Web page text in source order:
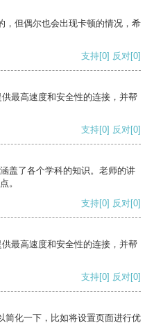
，但偶尔也会出现卡顿的情况，希
支持[0] 反对[0]
最高速度和安全性的连接，并帮
支持[0] 反对[0]
盖了各个学科的知识。老师的讲
。
支持[0] 反对[0]
最高速度和安全性的连接，并帮
支持[0] 反对[0]
简化一下，比如将设置页面进行优